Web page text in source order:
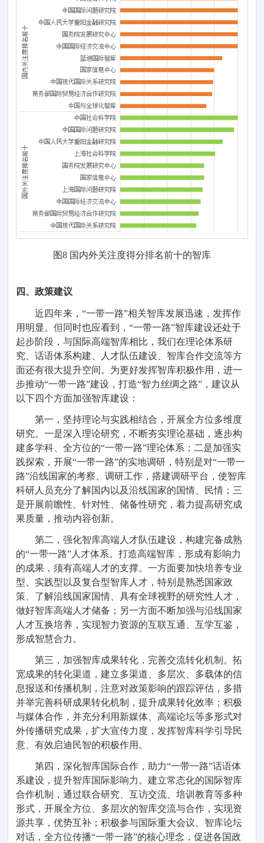
图8 国内外关注度得分排名前十的智库
四、政策建议
近四年来，“一带一路”相关智库发展迅速，发挥作
用明显。但同时也应看到，“一带一路”智库建设还处于
起步阶段，与国际高端智库相比，我们在理论体系研
究、话语体系构建、人才队伍建设、智库合作交流等方
面还有很大提升空间。为更好发挥智库积极作用，进一
步推动“一带一路”建设 ，打造“智力丝绸之路” ，建议从
以下四个方面加强智库建设 ：
第一 ， 坚持理论与实践相结合，开展全方位多维度
研究。一是深入理论研究，不断夯实理论基础，逐步构
建多学科、全方位的“一带一路”理论体系； 二是加强实
践探索，开展“一带一路”的实地调研 ，特别是对“一带一
路”沿线国家的考察、调研工作 ，搭建调研平台，使智库
科研人员充分了解国内以及沿线国家的国情、民情 ；三
是开展前瞻性、针对性、储备性研究，着力提高研究成
果质量 ，推动内容创新。
第二，强化智库高端人才队伍建设，构建完备成熟
的“一带一路” 人才体系。打造高端智库，形成有影响力
的成果，须有高端人才的支撑。一方面要加快培养专业
型、实践型以及复合型智库 人才，特别是熟悉国家政
策、了解沿线国家国情 、具有全球视野的研究性 人才 ，
做好智库高端人才储备 ；另一方面不断加强与沿线国家
人才互换培养，实现智力资源的互联互通、互学互鉴，
形成智慧合力 。
第三 ， 加强智库成果转化 ，完善交流转化机制。拓
宽成果的转化渠道，建立多渠道、多层次、多载体的信
息报送和传播机制，注意对政策影响的跟踪评估，多措
并举完善科研成果转化机制，提升成果转化效率；积极
与媒体合作，并充分利用新媒体、高端论坛等多形式对
外传播研究成果，扩大宣传力度， 发挥智库科学引导民
意、有效启迪 民智的积极作用。
第四 ，深化智库国际合作 ， 助力“一带一路”话语体
系建设 ，提升智库国际影响力 。建立常态化的国际智库
合作机制，通过联合研究、互访交流、培训教育等多种
形式，开展全方位、多层次的智库交流与合作 ， 实现资
源共享 ，优势互补；积极参与国际重大会议、 智库论坛
对话，全方位传播“一带一路”的核心理念，促进各国政